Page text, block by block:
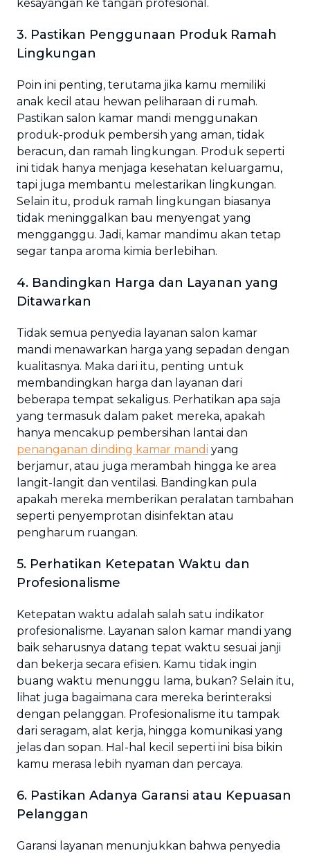
kesayangan ke tangan profesional.
3. Pastikan Penggunaan Produk Ramah
Lingkungan
Poin ini penting, terutama jika kamu memiliki
anak kecil atau hewan peliharaan di rumah.
Pastikan salon kamar mandi menggunakan
produk-produk pembersih yang aman, tidak
beracun, dan ramah lingkungan. Produk seperti
ini tidak hanya menjaga kesehatan keluargamu,
tapi juga membantu melestarikan lingkungan.
Selain itu, produk ramah lingkungan biasanya
tidak meninggalkan bau menyengat yang
mengganggu. Jadi, kamar mandimu akan tetap
segar tanpa aroma kimia berlebihan.
4. Bandingkan Harga dan Layanan yang
Ditawarkan
Tidak semua penyedia layanan salon kamar
mandi menawarkan harga yang sepadan dengan
kualitasnya. Maka dari itu, penting untuk
membandingkan harga dan layanan dari
beberapa tempat sekaligus. Perhatikan apa saja
yang termasuk dalam paket mereka, apakah
hanya mencakup pembersihan lantai dan
penanganan dinding kamar mandi yang
berjamur, atau juga merambah hingga ke area
langit-langit dan ventilasi. Bandingkan pula
apakah mereka memberikan peralatan tambahan
seperti penyemprotan disinfektan atau
pengharum ruangan.
5. Perhatikan Ketepatan Waktu dan
Profesionalisme
Ketepatan waktu adalah salah satu indikator
profesionalisme. Layanan salon kamar mandi yang
baik seharusnya datang tepat waktu sesuai janji
dan bekerja secara efisien. Kamu tidak ingin
buang waktu menunggu lama, bukan? Selain itu,
lihat juga bagaimana cara mereka berinteraksi
dengan pelanggan. Profesionalisme itu tampak
dari seragam, alat kerja, hingga komunikasi yang
jelas dan sopan. Hal-hal kecil seperti ini bisa bikin
kamu merasa lebih nyaman dan percaya.
6. Pastikan Adanya Garansi atau Kepuasan
Pelanggan
Garansi layanan menunjukkan bahwa penyedia